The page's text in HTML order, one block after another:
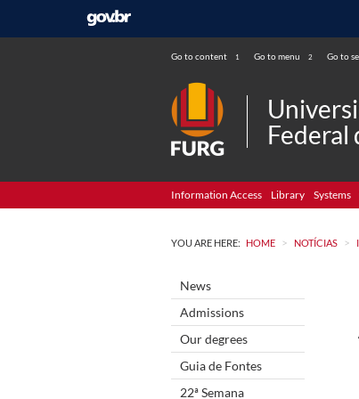
Go to content 1 Go to menu 2 Go to
Federal
Information Access Library Systems
YOU ARE HERE: HOME > NOTÍCIAS >
News
Admissions
Our degrees
Guia de Fontes
22ª Semana